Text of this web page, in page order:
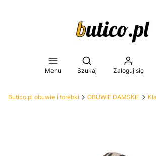
Menu
Otwórz wyszukiwarkę
Szukaj Zaloguj się
Butico.pl obuwie i torebki OBUWIE DAMSKIE